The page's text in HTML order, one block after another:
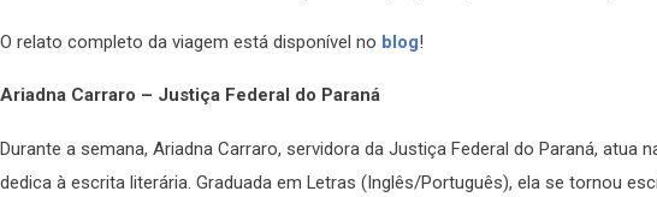
O relato completo da viagem está disponível no blog!
Ariadna Carraro – Justiça Federal do Paraná
Durante a semana, Ariadna Carraro, servidora da Justiça Federal do Paraná, atua
dedica à escrita literária. Graduada em Letras (Inglês/Português), ela se tornou